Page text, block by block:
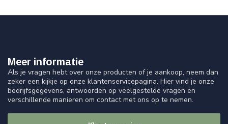
Meer informatie
Als je vragen hebt over onze producten of je aankoop, neem dan
zeker een kijkje op onze klantenservicepagina. Hier vind je onze
bedrijfsgegevens, antwoorden op veelgestelde vragen en
verschillende manieren om contact met ons op te nemen.